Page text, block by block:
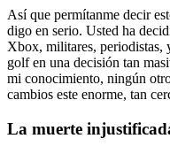
Así que permítanme decir
digo en serio. Usted ha
Xbox, militares, periodistas,
golf en una decisión tan
mi conocimiento, ningún
cambios este enorme, tan
La muerte